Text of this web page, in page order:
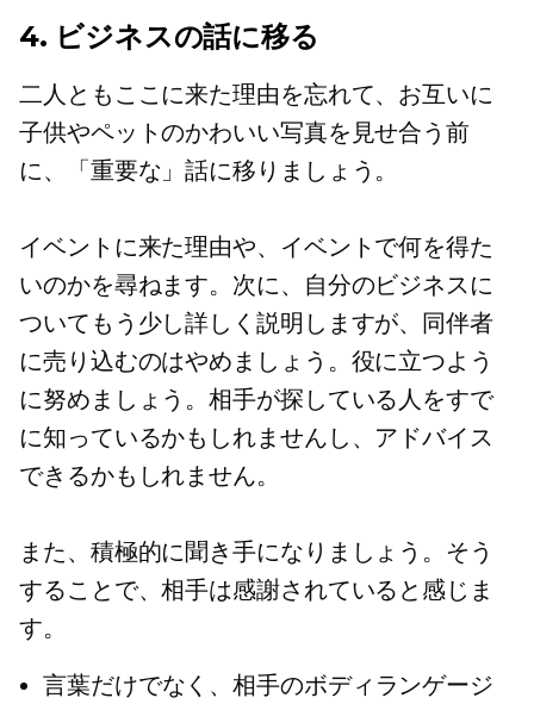
4. ビジネスの話に移る
二人ともここに来た理由を忘れて、お互いに
子供やペットのかわいい写真を​​見せ合う前
に、「重要な」話に移りましょう。
イベントに来た理由や、イベントで何を得た
いのかを尋ねます。次に、自分のビジネスに
ついてもう少し詳しく説明しますが、同伴者
に売り込むのはやめましょう。役に立つよう
に努めましょう。相手が探している人をすで
に知っているかもしれませんし、アドバイス
できるかもしれません。
また、積極的に聞き手になりましょう。そう
することで、相手は感謝されていると感じま
す。
言葉だけでなく、相手のボディランゲージ